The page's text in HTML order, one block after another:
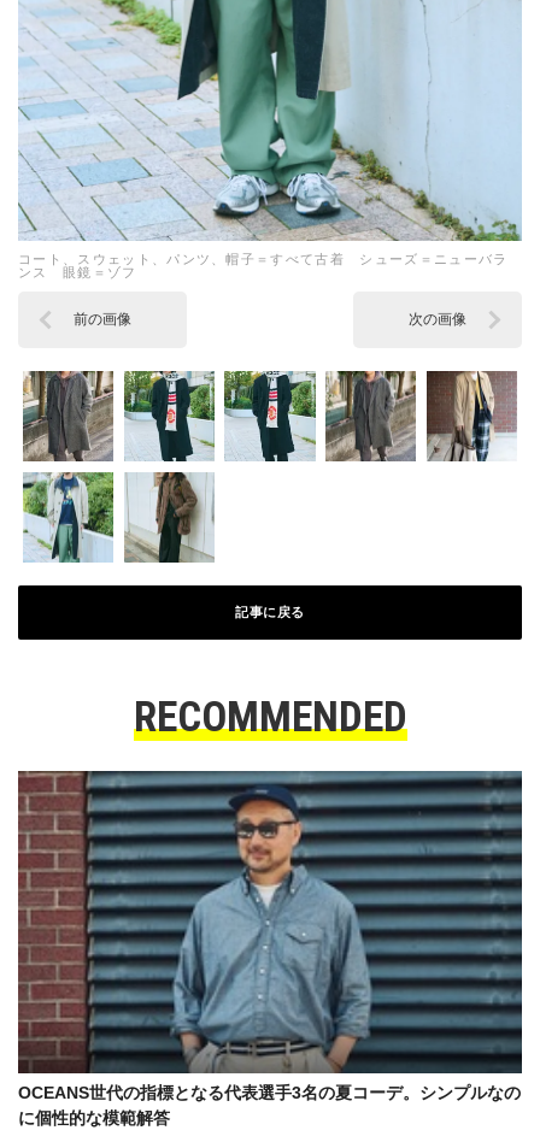
コート、スウェット、パンツ、帽子＝すべて古着 シューズ＝ニューバラ
ンス 眼鏡＝ゾフ
前の画像 次の画像
記事に戻る
RECOMMENDED
OCEANS世代の指標となる代表選手3名の夏コーデ。シンプルなの
に個性的な模範解答